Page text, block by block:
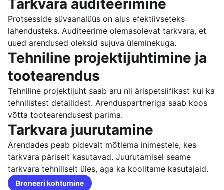
Tarkvara auditeerimine
Protsesside süvaanalüüs on alus efektiivseteks
lahendusteks. Auditeerime olemasolevat tarkvara, et
uued arendused oleksid sujuva üleminekuga.
Tehniline projektijuhtimine ja
tootearendus
Tehniline projektijuht saab aru nii ärispetsiifikast kui ka
tehnilistest detailidest. Arenduspartneriga saab koos
võtta tootearendusest parima.
Tarkvara juurutamine
Arendades peab pidevalt mõtlema inimestele, kes
tarkvara päriselt kasutavad. Juurutamisel seame
tarkvara tehniliselt üles, aga ka koolitame kasutajaid.
Broneeri kohtumine